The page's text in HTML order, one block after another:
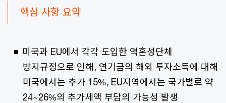
핵심 사항 요약
미국과 EU에서 각각 도입한 역혼성단체
방지규정으로 인해, 연기금의 해외 투자소득에 대해
미국에서는 추가 15%, EU지역에서는 국가별로 약
24~26%의 추가세액 부담의 가능성 발생